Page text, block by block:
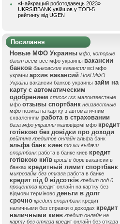
«Найкращий роботодавець 2023»
UKRSIBBANK увійшов у ТОП-5
рейтингу від UGEN
Посилання
Новые МФО Украины мфо, которые
дают всем все мфо украины вакансии
банков банковские вакансии всі мфо
україни архив вакансий Нові МФО
України вакансии банков украины займ на
карту с автоматическим
одобрением список rss малоизвестные
мфо отзывы спортбанк неизвестные
мфо позика на картку з автоматичним
схваленням работа в страховании
база мфо украины маловідомі мфо кредит
готівкою без довідки про доходи
рейтинг кредитов онлайн альфа банк
альфа банк киев точки выдачи
спортбанк работа в банке киев кредит
готівкою київ гроші в борг вакансии в
банках кредитный лимит спортбанк
микрозайм без отказа работа в банке
кредит під 0 відсотків кредит под 0
процентов кредит онлайн на картку без
відмови терміново деньги в долг
срочно кредит спортбанк кредит
наличными без справки о доходах кредит
наличными киев кредит онлайн на
карту без отказа кредит онлайн без отказа